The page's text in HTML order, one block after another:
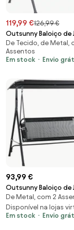
119,99 €126,99 €
Outsunny Baloiço de
Exterior de 3 Lugares
Toldo Reclinável
Respirável e Estrutura
Portugal
De Tecido, de Metal,
Assentos
Em stock
Envio
93,99 €
Outsunny Baloiço de
2 Lugares Baloiço
Ajustável em Ângulo
Máxima 200kg Aço
De Metal, com 2
Disponível na lojas
Em stock
Envio